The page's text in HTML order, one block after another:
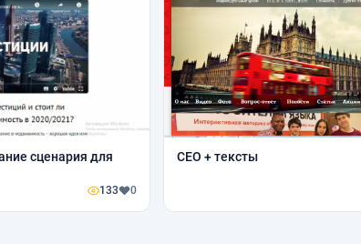
сценария для
133 0
СЕО + тексты